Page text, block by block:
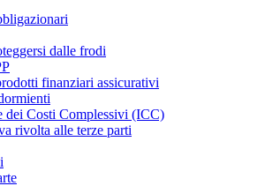
dalle frodi
finanziari assicurativi
dei Costi Complessivi (ICC)
rivolta alle terze parti